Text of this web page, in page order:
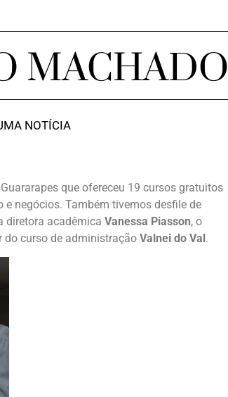
MACHADO
NOTÍCIA
que ofereceu 19 cursos gratuitos
negócios. Também tivemos desfile de
diretora acadêmica Vanessa Piasson, o
do curso de administração Valnei do Val.